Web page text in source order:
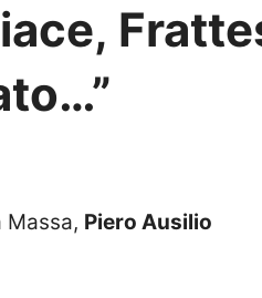
Massa, Piero Ausilio